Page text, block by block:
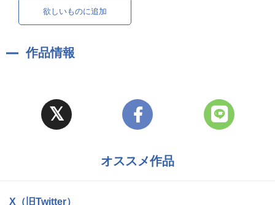
欲しいものに追加
作品情報
オススメ作品
X（旧Twitter）